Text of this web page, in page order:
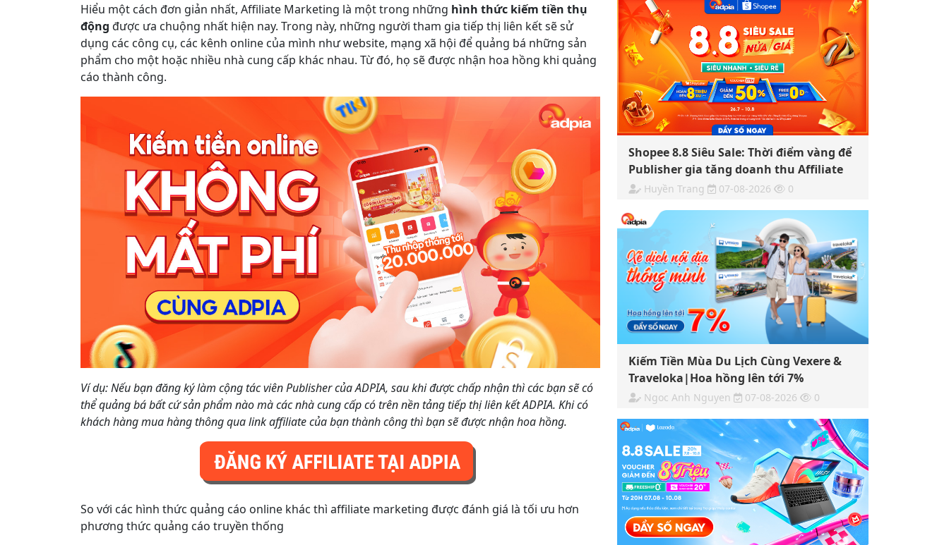
Hiểu một cách đơn giản nhất, Affiliate Marketing là một trong những hình thức kiếm tiền thụ
động được ưa chuộng nhất hiện nay. Trong này, những người tham gia tiếp thị liên kết sẽ sử
dụng các công cụ, các kênh online của mình như website, mạng xã hội để quảng bá những sản
phẩm cho một hoặc nhiều nhà cung cấp khác nhau. Từ đó, họ sẽ được nhận hoa hồng khi quảng
cáo thành công.
Ví dụ: Nếu bạn đăng ký làm cộng tác viên Publisher của ADPIA, sau khi được chấp nhận thì các bạn sẽ có
thể quảng bá bất cứ sản phẩm nào mà các nhà cung cấp có trên nền tảng tiếp thị liên kết ADPIA. Khi có
khách hàng mua hàng thông qua link affiliate của bạn thành công thì bạn sẽ được nhận hoa hồng.
So với các hình thức quảng cáo online khác thì affiliate marketing được đánh giá là tối ưu hơn
phương thức quảng cáo truyền thống
Shopee 8.8 Siêu Sale: Thời điểm vàng để
Publisher gia tăng doanh thu Affiliate
Huyền Trang 07-08-2026 0
Kiếm Tiền Mùa Du Lịch Cùng Vexere &
Traveloka|Hoa hồng lên tới 7%
Ngoc Anh Nguyen 07-08-2026 0